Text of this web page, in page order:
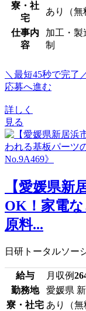
寮・社
宅
あり（無
仕事内
容
加工・製
制
＼最短45秒で完了
応募へ進む
詳しく
見る
【愛媛県新
OK！家電
原料...
日研トータルソー
給与 月収例
勤務地
愛媛県
寮・社宅 あり（無